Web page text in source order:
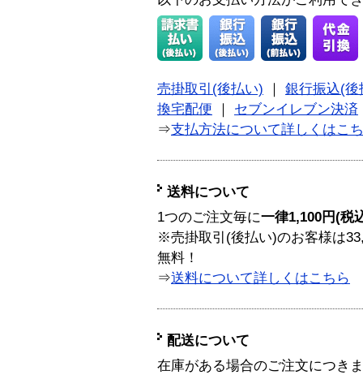
売掛取引(後払い)
銀行振込(後
換宅配便
セブンイレブン決済
⇒支払方法について詳しくはこ
送料について
1つのご注文毎に一律1,100円(税
※売掛取引(後払い)のお客様は
無料！
⇒送料について詳しくはこちら
配送について
在庫がある場合のご注文につき